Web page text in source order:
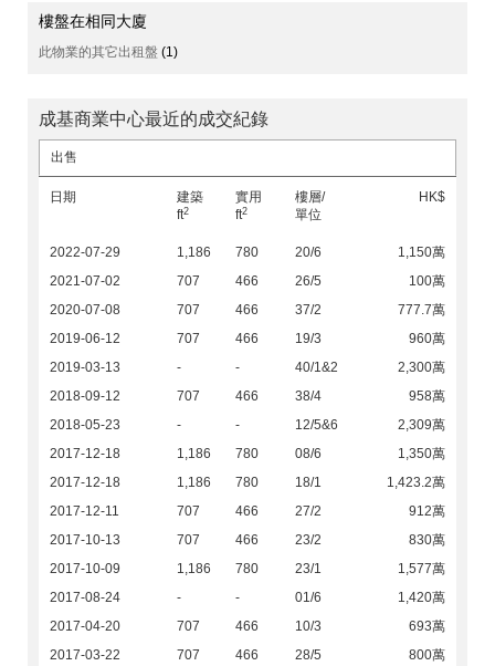
樓盤在相同大廈
此物業的其它出租盤 (1)
成基商業中心最近的成交紀錄
出售
日期
建築
ft2
實用
ft2
樓層/
單位
HK$
2022-07-29 1,186 780 20/6
1,150萬
2021-07-02
707 466 26/5
100萬
2020-07-08
707 466 37/2
777.7萬
2019-06-12
707 466 19/3
960萬
2019-03-13
- - 40/1&2
2,300萬
2018-09-12
707 466 38/4
958萬
2018-05-23
- - 12/5&6
2,309萬
2017-12-18
1,186 780 08/6
1,350萬
2017-12-18
1,186 780 18/1
1,423.2萬
2017-12-11
707 466 27/2
912萬
2017-10-13
707 466 23/2
830萬
2017-10-09
1,186 780 23/1
1,577萬
2017-08-24
- - 01/6
1,420萬
2017-04-20
707 466 10/3
693萬
2017-03-22
707 466 28/5
800萬